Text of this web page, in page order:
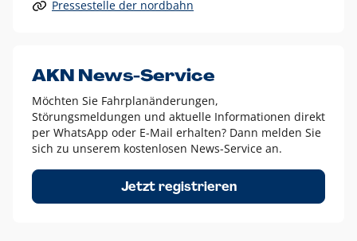
Alle anderen Logo-Varianten dürfen nur in Ausnahmefällen
Diese Ausnahmen sind zum Beispiel:
dem AKN Blau,
weißes Logo auf Fotohintergründen,
schwarzes Logo für reine Schwarz-Weiß-Umsetzungen
Um das Logo herum muss ein Schutzraum von jeweils einer
Höhe bzw. Breite des N aus AKN in alle Richtungen
Pressestelle der nordbahn
AKN News-Service
Möchten Sie Fahrplanänderungen,
Störungsmeldungen und aktuelle Informationen direkt
per WhatsApp oder E-Mail erhalten? Dann melden Sie
sich zu unserem kostenlosen News-Service an.
Jetzt registrieren